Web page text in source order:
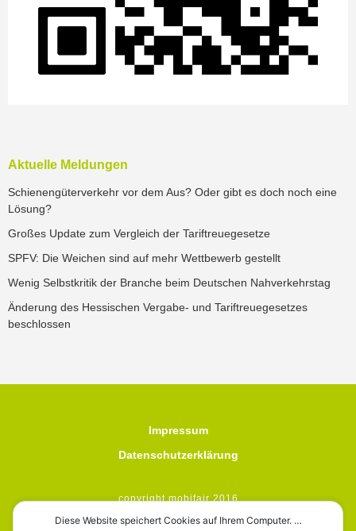
Aktuelle Meldungen
Schienengüterverkehr vor dem Aus? Oder gibt es doch noch eine
Lösung?
Großes Update zum Vergleich der Tariftreuegesetze
SPFV: Die Weichen sind auf mehr Wettbewerb gestellt
Wenig Selbstkritik der Branche beim Deutschen Nahverkehrstag
Änderung des Hessischen Vergabe- und Tariftreuegesetzes
beschlossen
Impressum
Datenschutzerklärung
copyright mobifair 2016
Diese Website speichert Cookies auf Ihrem Computer. …